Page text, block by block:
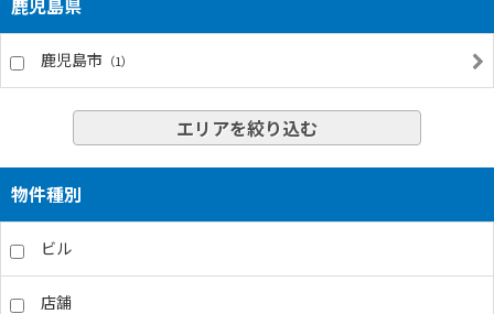
鹿児島県
鹿児島市 （1）
エリアを絞り込む
物件種別
ビル
店舗